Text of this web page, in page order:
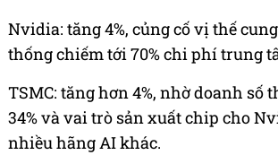
Nvidia: tăng 4%, củng cố vị thế
thống chiếm tới 70% chi phí trung
TSMC: tăng hơn 4%, nhờ doanh số
34% và vai trò sản xuất chip cho
nhiều hãng AI khác.